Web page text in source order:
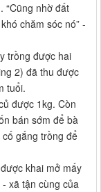
“Cũng nhờ đất
chăm sóc nó” -
trồng được hai
2) đã thu được
tuổi.
được 1kg. Còn
bán sớm để bà
gắng trồng để
khai mở mấy
xã tận cùng của